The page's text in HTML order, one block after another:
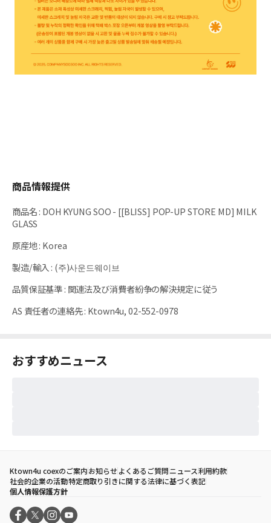
商品情報提供
商品名: DOH KYUNG SOO - [[BLISS] POP-UP STORE MD] MILK
GLASS
原産地: Korea
製造/輸入 : (주)사운드웨이브
品質保証基準: 関連法及び消費者紛争の解決規定に従う
AS 責任者の連絡先: Ktown4u, 02-552-0978
おすすめニュース
Ktown4u coexのご案内お知らせよくあるご質問ニュース利用約款
社会的企業の活動特定商取り引きに関する法律に基づく表記
個人情報保護方針